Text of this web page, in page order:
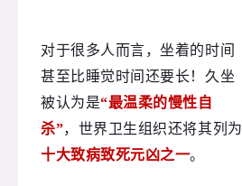
对于很多人而言，坐着的时间
甚至比睡觉时间还要长！久坐
被认为是“最温柔的慢性自
杀”，世界卫生组织还将其列为
十大致病致死元凶之一。